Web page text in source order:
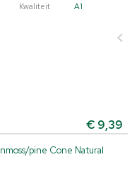
Kwaliteit
A1
€ 9,39
pine Cone Natural
Cone Natural
kopen.